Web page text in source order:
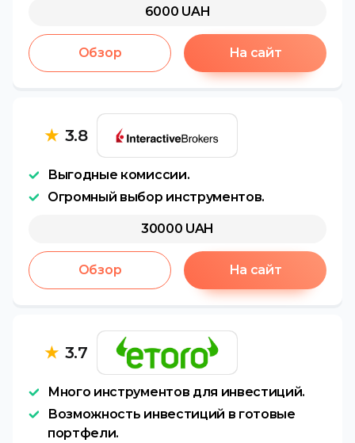
6000 UAH
Обзор На сайт
★ 3.8
Выгодные комиссии.
Огромный выбор инструментов.
30000 UAH
Обзор На сайт
★ 3.7
Много инструментов для инвестиций.
Возможность инвестиций в готовые
портфели.